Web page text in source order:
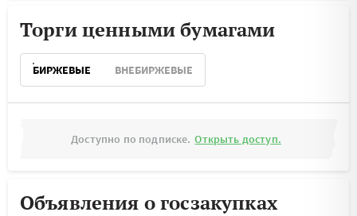
Торги ценными бумагами
БИРЖЕВЫЕ ВНЕБИРЖЕВЫЕ
Доступно по подписке. Открыть доступ.
Объявления о госзакупках